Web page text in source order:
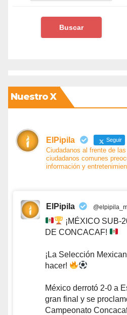
Nuestro X
ElPipila Seguir
Ciudadanos al frente de
ciudadanos comunes
información y
ElPipila
¡MÉXICO SUB-
DE CONCACAF!
¡La Selección
hacer!
México derrotó 2-0 a
gran final y se
Campeonato